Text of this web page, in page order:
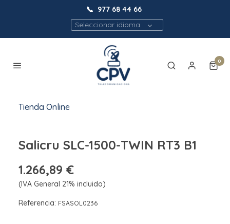
📞 977 68 44 66
Seleccionar idioma
0
Tienda Online
Salicru SLC-1500-TWIN RT3 B1
1.266,89 €
(IVA General 21% incluido)
Referencia: FSASOL0236